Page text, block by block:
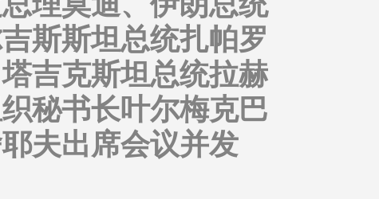
斯斯坦总统扎帕罗
吉克斯坦总统拉赫
秘书长叶尔梅克巴
夫出席会议并发